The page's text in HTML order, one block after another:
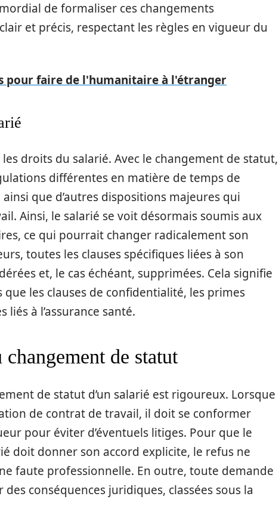
de formaliser ces changements
et précis, respectant les règles en vigueur du
pour faire de l'humanitaire à l'étranger
droits du salarié. Avec le changement de statut,
différentes en matière de temps de
que d’autres dispositions majeures qui
Ainsi, le salarié se voit désormais soumis aux
ce qui pourrait changer radicalement son
toutes les clauses spécifiques liées à son
et, le cas échéant, supprimées. Cela signifie
les clauses de confidentialité, les primes
liés à l’assurance santé.
de statut
de statut d’un salarié est rigoureux. Lorsque
de contrat de travail, il doit se conformer
pour éviter d’éventuels litiges. Pour que le
doit donner son accord explicite, le refus ne
faute professionnelle. En outre, toute demande
conséquences juridiques, classées sous la